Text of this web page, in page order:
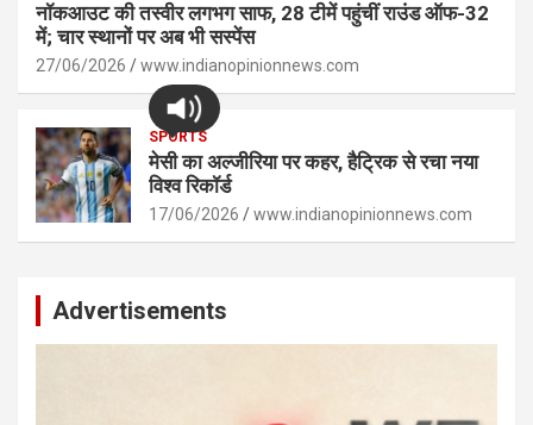
नॉकआउट की तस्वीर लगभग साफ, 28 टीमें पहुंचीं राउंड ऑफ-32
में; चार स्थानों पर अब भी सस्पेंस
27/06/2026 www.indianopinionnews.com
SPORTS
मेसी का अल्जीरिया पर कहर, हैट्रिक से रचा नया
विश्व रिकॉर्ड
17/06/2026 www.indianopinionnews.com
Advertisements